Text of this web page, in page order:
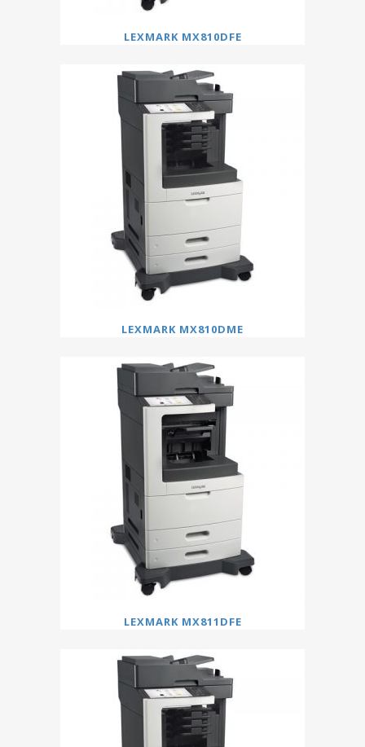
LEXMARK MX810DFE
LEXMARK MX810DME
LEXMARK MX811DFE